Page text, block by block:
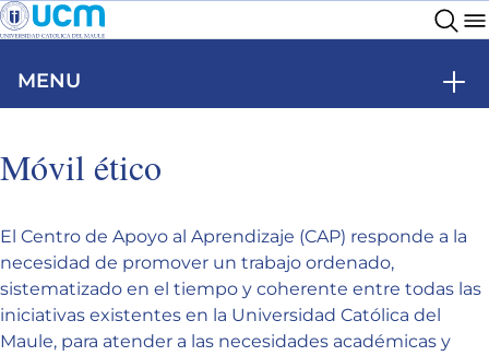
MENU
Móvil ético
El Centro de Apoyo al Aprendizaje (CAP) responde a la
necesidad de promover un trabajo ordenado,
sistematizado en el tiempo y coherente entre todas las
iniciativas existentes en la Universidad Católica del
Maule, para atender a las necesidades académicas y